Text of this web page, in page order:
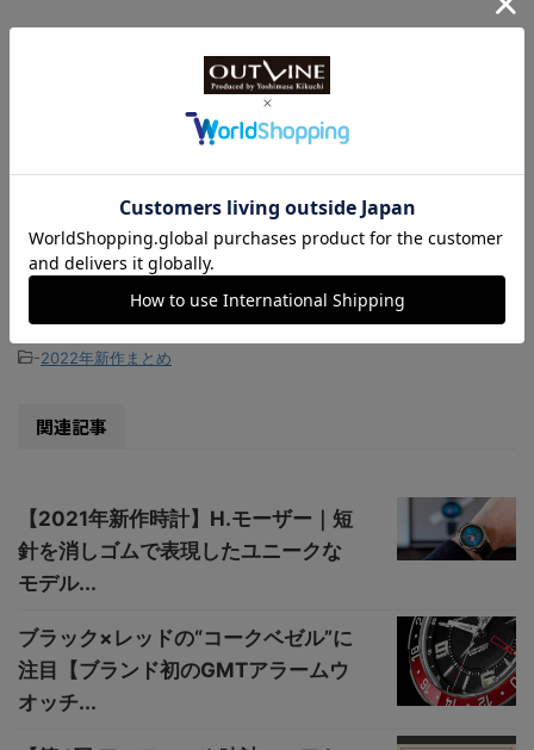
ジャガー・ルクルト 公式サイト
https://www.jaeger-lecoultre.com/jp-ja
-2022年新作まとめ
関連記事
【2021年新作時計】H.モーザー｜短
針を消しゴムで表現したユニークな
モデル...
ブラック×レッドの“コークベゼル”に
注目【ブランド初のGMTアラームウ
オッチ...